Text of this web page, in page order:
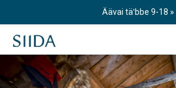
Äävai täʹbbe 9-18